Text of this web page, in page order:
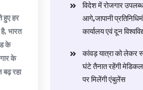
हुए हर
भारत
के
के
बढ़ रहा
विदेश में रोजगार
आगे,जापानी
कार्यालय एवं दून
​कांवड़ यात्रा को लेकर
घंटे तैनात रहेंगी
पर मिलेंगी एंबुलेंस